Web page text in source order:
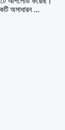
অসাধারন ...